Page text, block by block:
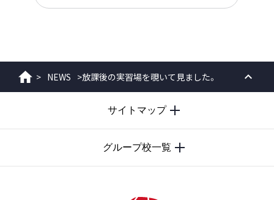
ホーム
> NEWS >放課後の実習場を覗いて見ました。
PAGE
サイトマップ
グループ校一覧